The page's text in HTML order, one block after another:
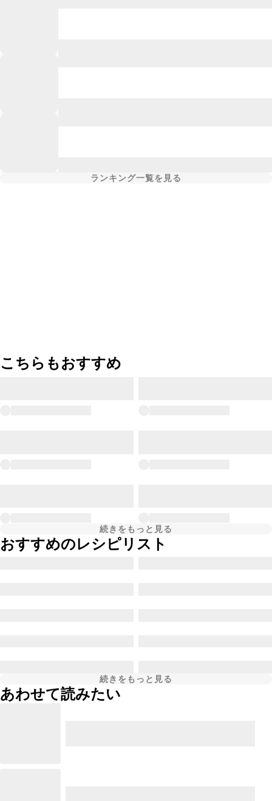
ランキング一覧を見る
こちらもおすすめ
続きをもっと見る
おすすめのレシピリスト
続きをもっと見る
あわせて読みたい